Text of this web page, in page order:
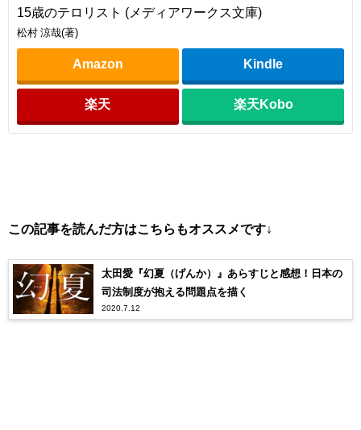
15歳のテロリスト (メディアワークス文庫)
松村 涼哉(著)
Amazon Kindle
楽天 楽天Kobo
この記事を読んだ方はこちらもオススメです↓
太田愛『幻夏（げんか）』あらすじと感想！日本の
司法制度が抱える問題点を描く
2020.7.12